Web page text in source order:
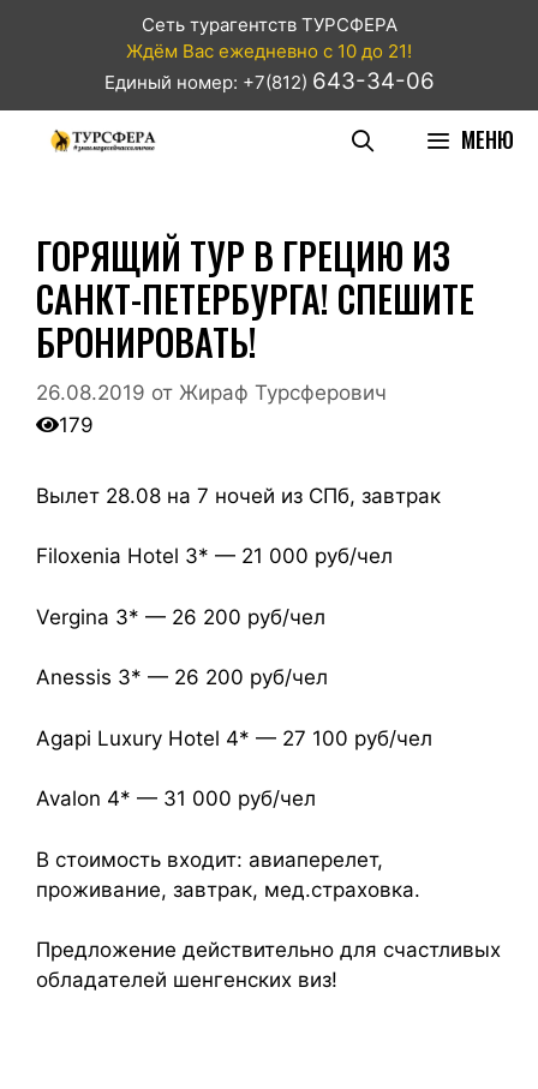
Сеть турагентств ТУРСФЕРА
Ждём Вас ежедневно с 10 до 21!
Единый номер: +7(812) 643-34-06
МЕНЮ
ГОРЯЩИЙ ТУР В ГРЕЦИЮ ИЗ
САНКТ-ПЕТЕРБУРГА! СПЕШИТЕ
БРОНИРОВАТЬ!
26.08.2019 от Жираф Турсферович
179
Вылет 28.08 на 7 ночей из СПб, завтрак
Filoxenia Hotel 3* — 21 000 руб/чел
Vergina 3* — 26 200 руб/чел
Anessis 3* — 26 200 руб/чел
Agapi Luxury Hotel 4* — 27 100 руб/чел
Avalon 4* — 31 000 руб/чел
В стоимость входит: авиаперелет,
проживание, завтрак, мед.страховка.
Предложение действительно для счастливых
обладателей шенгенских виз!